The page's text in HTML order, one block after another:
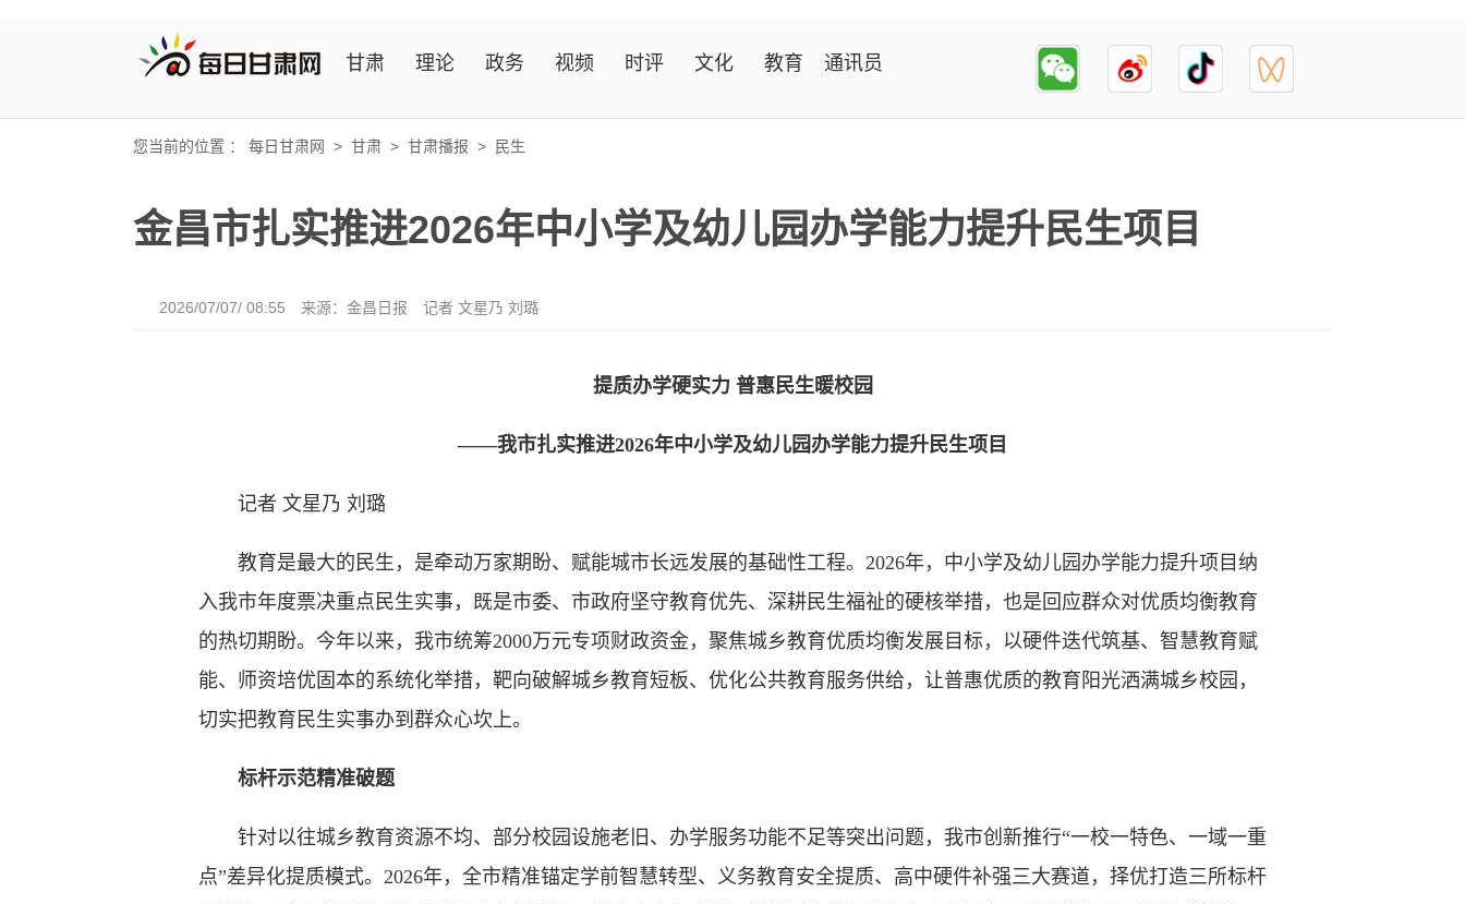
甘肃 理论 政务 视频 时评 文化 教育 通讯员
您当前的位置 ： 每日甘肃网 > 甘肃 > 甘肃播报 > 民生
金昌市扎实推进2026年中小学及幼儿园办学能力提升民生项目
2026/07/07/ 08:55 来源：金昌日报 记者 文星乃 刘璐
提质办学硬实力 普惠民生暖校园
——我市扎实推进2026年中小学及幼儿园办学能力提升民生项目
记者 文星乃 刘璐
教育是最大的民生，是牵动万家期盼、赋能城市长远发展的基础性工程。2026年，中小学及幼儿园办学能力提升项目纳
入我市年度票决重点民生实事，既是市委、市政府坚守教育优先、深耕民生福祉的硬核举措，也是回应群众对优质均衡教育
的热切期盼。今年以来，我市统筹2000万元专项财政资金，聚焦城乡教育优质均衡发展目标，以硬件迭代筑基、智慧教育赋
能、师资培优固本的系统化举措，靶向破解城乡教育短板、优化公共教育服务供给，让普惠优质的教育阳光洒满城乡校园，
切实把教育民生实事办到群众心坎上。
标杆示范精准破题
针对以往城乡教育资源不均、部分校园设施老旧、办学服务功能不足等突出问题，我市创新推行“一校一特色、一域一重
点”差异化提质模式。2026年，全市精准锚定学前智慧转型、义务教育安全提质、高中硬件补强三大赛道，择优打造三所标杆